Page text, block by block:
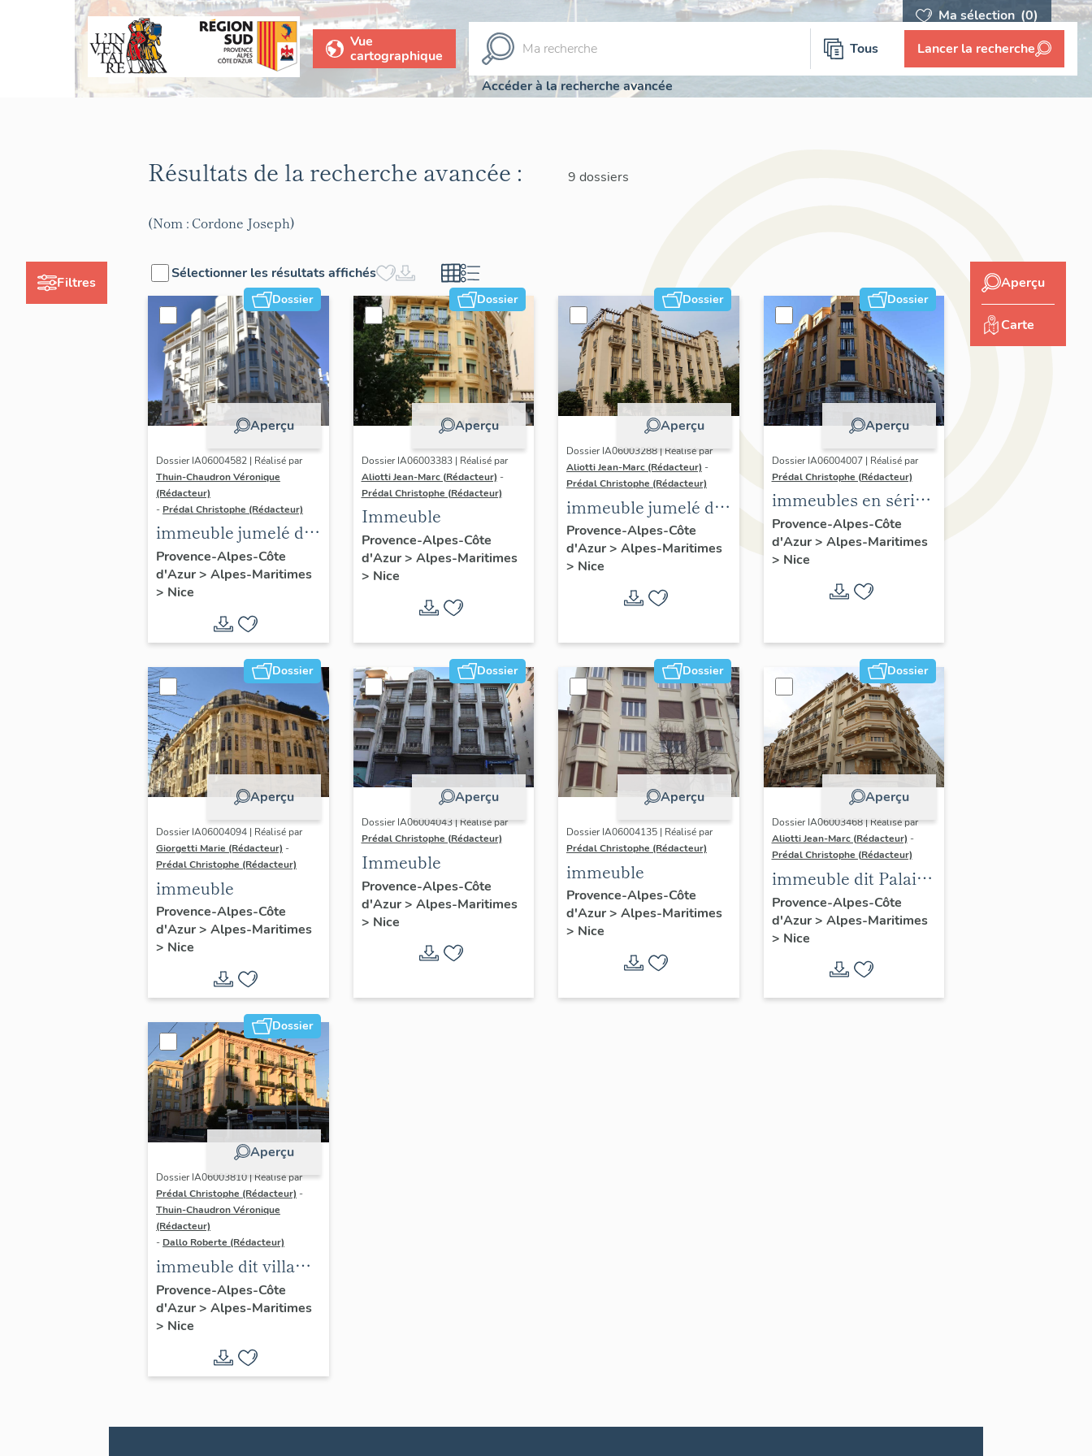
Ma sélection (0)
Vue
cartographique
Tous Lancer la recherche
Accéder à la recherche avancée
Filtres
Résultats de la recherche avancée : 9 dossiers
(Nom : Cordone Joseph)
Sélectionner les résultats affichés
Dossier
Aperçu
Dossier IA06004582 | Réalisé par
Thuin-Chaudron Véronique
(Rédacteur)
- Prédal Christophe (Rédacteur)
immeuble jumelé dit
La Charmeraie
Provence-Alpes-Côte
d'Azur> Alpes-Maritimes
> Nice
Dossier
Aperçu
Dossier IA06003383 | Réalisé par
Aliotti Jean-Marc (Rédacteur) -
Prédal Christophe (Rédacteur)
Immeuble
Provence-Alpes-Côte
d'Azur> Alpes-Maritimes
> Nice
Dossier
Aperçu
Dossier IA06003288 | Réalisé par
Aliotti Jean-Marc (Rédacteur) -
Prédal Christophe (Rédacteur)
immeuble jumelé dit
Palais La Roseraie
ou Palais Juliette et
Palais Graziani
Provence-Alpes-Côte
d'Azur> Alpes-Maritimes
> Nice
Dossier
Aperçu
Dossier IA06004007 | Réalisé par
Prédal Christophe (Rédacteur)
immeubles en série
(série de 4)
Provence-Alpes-Côte
d'Azur> Alpes-Maritimes
> Nice
Dossier
Aperçu
Dossier IA06004094 | Réalisé par
Giorgetti Marie (Rédacteur) -
Prédal Christophe (Rédacteur)
immeuble
Provence-Alpes-Côte
d'Azur> Alpes-Maritimes
> Nice
Dossier
Aperçu
Dossier IA06004043 | Réalisé par
Prédal Christophe (Rédacteur)
Immeuble
Provence-Alpes-Côte
d'Azur> Alpes-Maritimes
> Nice
Dossier
Aperçu
Dossier IA06004135 | Réalisé par
Prédal Christophe (Rédacteur)
immeuble
Provence-Alpes-Côte
d'Azur> Alpes-Maritimes
> Nice
Dossier
Aperçu
Dossier IA06003468 | Réalisé par
Aliotti Jean-Marc (Rédacteur) -
Prédal Christophe (Rédacteur)
immeuble dit Palais
Clémenceau,
également appelé
Palm-palace.
Provence-Alpes-Côte
d'Azur> Alpes-Maritimes
> Nice
Dossier
Aperçu
Dossier IA06003810 | Réalisé par
Prédal Christophe (Rédacteur) -
Thuin-Chaudron Véronique
(Rédacteur)
- Dallo Roberte (Rédacteur)
immeuble dit villa
Jules
Provence-Alpes-Côte
d'Azur> Alpes-Maritimes
> Nice
Aperçu
Carte